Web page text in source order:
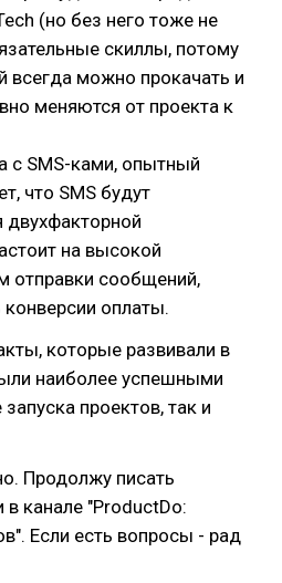
(но без него тоже не
скиллы, потому
всегда можно прокачать и
меняются от проекта к
с SMS-ками, опытный
что SMS будут
двухфакторной
на высокой
отправки сообщений,
оплаты.
которые развивали в
наиболее успешными
проектов, так и
Продолжу писать
в канале "ProductDo:
Если есть вопросы - рад